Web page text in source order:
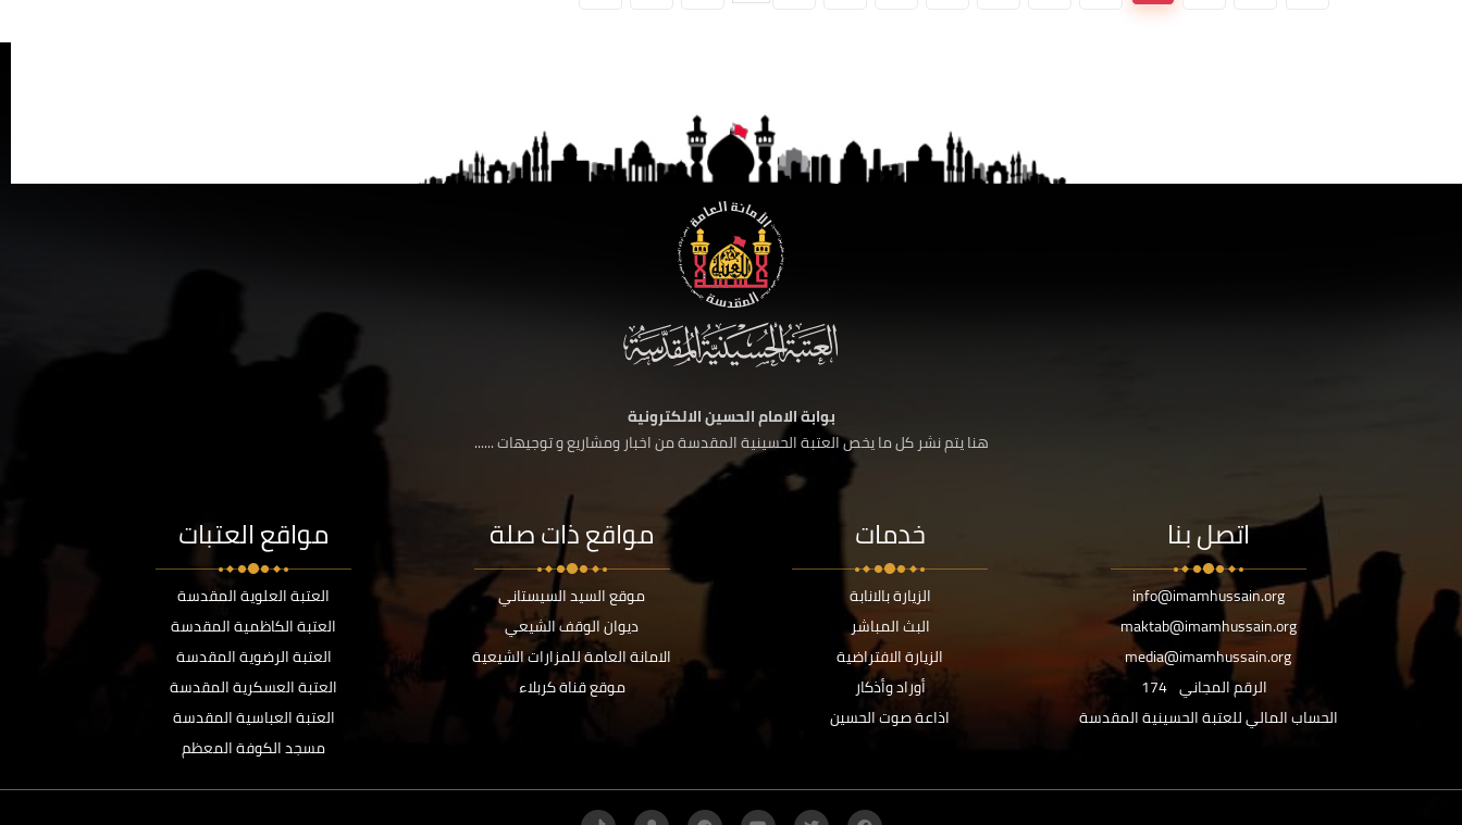
بوابة الامام الحسين الالكترونية
هنا يتم نشر كل ما يخص العتبة الحسينية المقدسة من اخبار ومشاريع و توجيهات ......
اتصل بنا
info@imamhussain.org
maktab@imamhussain.org
media@imamhussain.org
الرقم المجاني 174
الحساب المالي للعتبة الحسينية المقدسة
خدمات
الزيارة بالانابة
البث المباشر
الزيارة الافتراضية
أوراد وأذكار
اذاعة صوت الحسين
مواقع ذات صلة
موقع السيد السيستاني
ديوان الوقف الشيعي
الامانة العامة للمزارات الشيعية
موقع قناة كربلاء
مواقع العتبات
العتبة العلوية المقدسة
العتبة الكاظمية المقدسة
العتبة الرضوية المقدسة
العتبة العسكرية المقدسة
العتبة العباسية المقدسة
مسجد الكوفة المعظم